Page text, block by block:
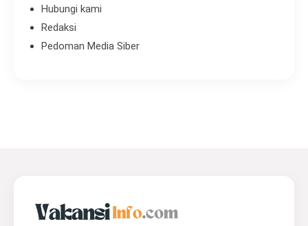
Hubungi kami
Redaksi
Pedoman Media Siber